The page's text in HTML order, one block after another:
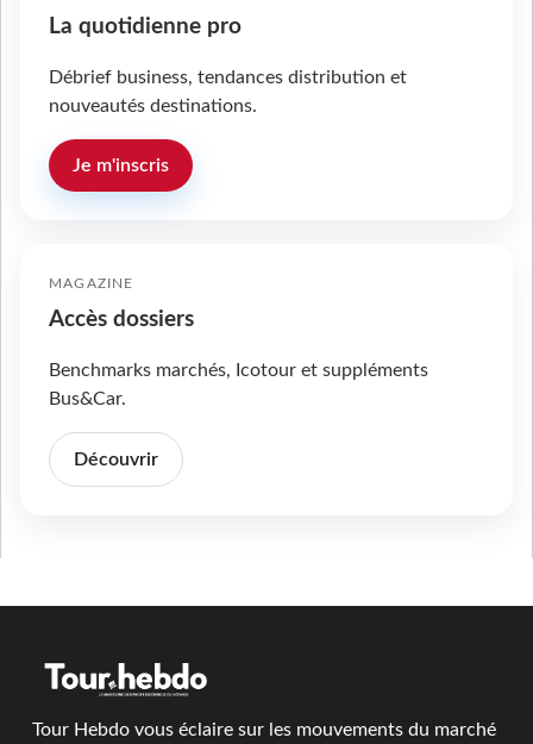
La quotidienne pro
Débrief business, tendances distribution et
nouveautés destinations.
Je m'inscris
MAGAZINE
Accès dossiers
Benchmarks marchés, Icotour et suppléments
Bus&Car.
Découvrir
Tour Hebdo vous éclaire sur les mouvements du marché